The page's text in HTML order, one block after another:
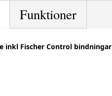
Funktioner
inkl Fischer Control bindningar